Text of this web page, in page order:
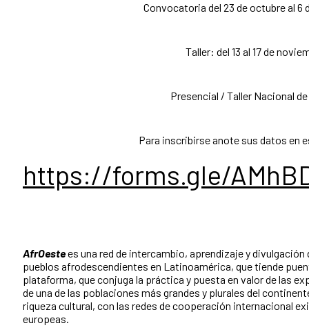
Convocatoria del 23 de octubre al 6
Taller: del 13 al 17 de
Presencial / Taller Nacional
Para inscribirse anote sus datos en
https://forms.gle/
AfrOestees una red de intercambio, aprendizaje y
pueblos afrodescendientes en Latinoamérica, que tiende
plataforma, que conjuga la práctica y puesta en valor de las
de una de las poblaciones más grandes y plurales del
riqueza cultural, con las redes de cooperación internacional
europeas.